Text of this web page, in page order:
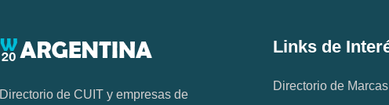
Directorio de CUIT y empresas de
Links de
Directorio de Marcas